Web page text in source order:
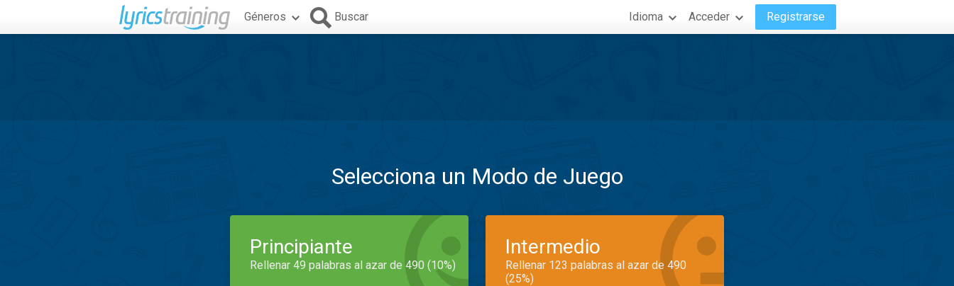
Géneros Buscar Idioma Acceder Registrarse
Selecciona un Modo de Juego
Principiante
Rellenar 49 palabras al azar de 490 (10%)
Intermedio
Rellenar 123 palabras al azar de 490
(25%)